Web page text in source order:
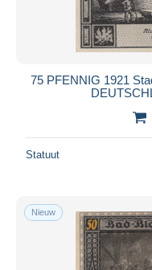
75 PFENNIG 1921
Statuut
Nieuw